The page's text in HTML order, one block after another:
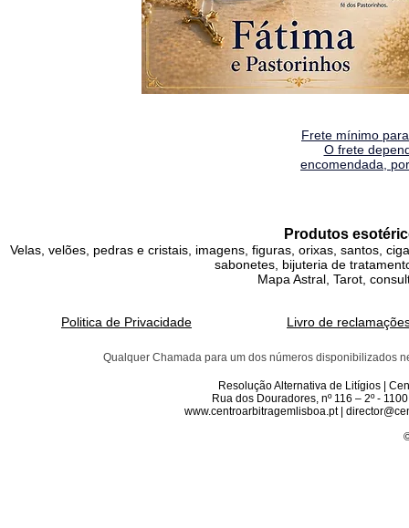
Frete mínimo
O frete
encomendada,
Produtos
Velas, velões, pedras e cristais, imagens, figuras, orixas, santos,
sabonetes, bijuteria de
Mapa Astral, Tarot,
Politica de Privacidade Livro de
Qualquer Chamada para um dos números disponibilizados
Resolução Alternativa de Litígios |
Rua dos Douradores, nº 116 – 2º -
www.centroarbitragemlisboa.pt |